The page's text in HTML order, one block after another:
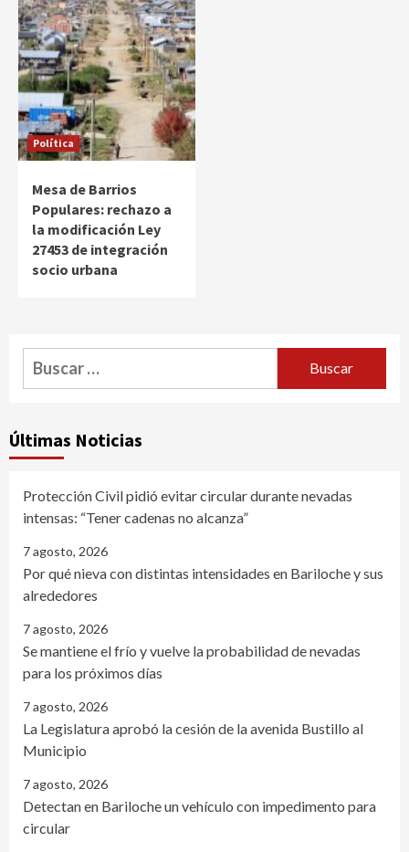
Política
Mesa de Barrios
Populares: rechazo a
la modificación Ley
27453 de integración
socio urbana
Buscar:
Últimas Noticias
Protección Civil pidió evitar circular durante nevadas
intensas: “Tener cadenas no alcanza”
7 agosto, 2026
Por qué nieva con distintas intensidades en Bariloche y sus
alrededores
7 agosto, 2026
Se mantiene el frío y vuelve la probabilidad de nevadas
para los próximos días
7 agosto, 2026
La Legislatura aprobó la cesión de la avenida Bustillo al
Municipio
7 agosto, 2026
Detectan en Bariloche un vehículo con impedimento para
circular